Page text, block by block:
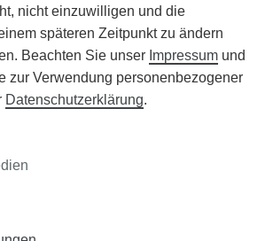
TRAUMRASEN
nicht einzuwilligen und die
späteren Zeitpunkt zu ändern
Beachten Sie unser Impressum und
zur Verwendung personenbezogener
Daten­schutz­erklärung.